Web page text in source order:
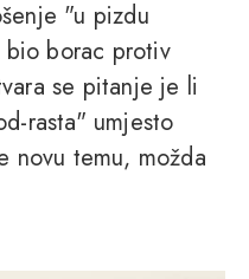
"u pizdu
bio borac protiv
se pitanje je li
rasta" umjesto
novu temu, možda